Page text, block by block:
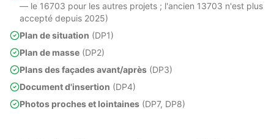
— le 16703 pour les autres projets ; l'ancien 13703 n'est plus
accepté depuis 2025)
Plan de situation (DP1)
Plan de masse (DP2)
Plans des façades avant/après (DP3)
Document d'insertion (DP4)
Photos proches et lointaines (DP7, DP8)